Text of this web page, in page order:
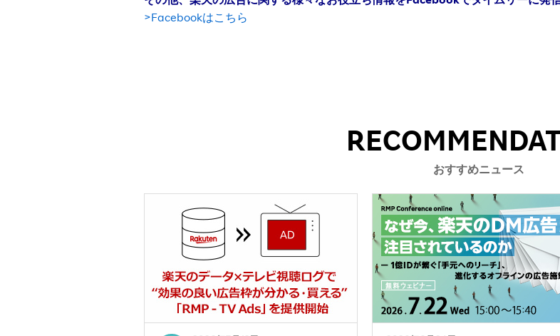
>Facebookはこちら
おすすめニュース